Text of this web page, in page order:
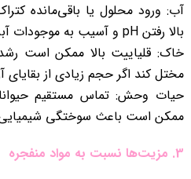
آب: ورود محلول یا باقی‌مانده
بالا رفتن pH و آسیب به موجودات آبزی شود.
خاک: قلیاییت بالا ممکن است
مختل کند اگر حجم زیادی از بقایای
حیات وحش: تماس مستقیم
ممکن است باعث سوختگی
3. مزیت‌ها نسبت به مواد منفجره